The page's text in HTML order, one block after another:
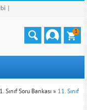
|
1
Sınıf Soru Bankası » 11. Sınıf